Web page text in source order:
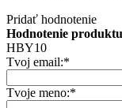
Pridať hodnotenie
Hodnotenie
HBY10
Tvoj email:*
Tvoje meno:*